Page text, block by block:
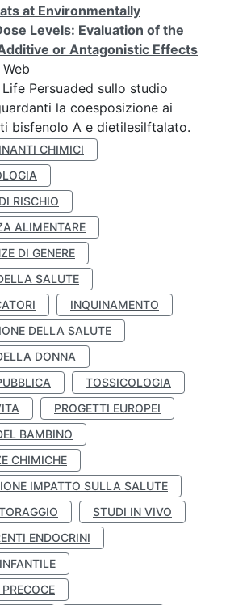
at Environmentally
Levels: Evaluation of the
or Antagonistic Effects
Persuaded sullo studio
la coesposizione ai
bisfenolo A e dietilesilftalato.
CHIMICI
RISCHIO
ALIMENTARE
DI GENERE
SALUTE
INQUINAMENTO
DELLA SALUTE
DONNA
TOSSICOLOGIA
PROGETTI EUROPEI
BAMBINO
CHIMICHE
IMPATTO SULLA SALUTE
STUDI IN VIVO
ENDOCRINI